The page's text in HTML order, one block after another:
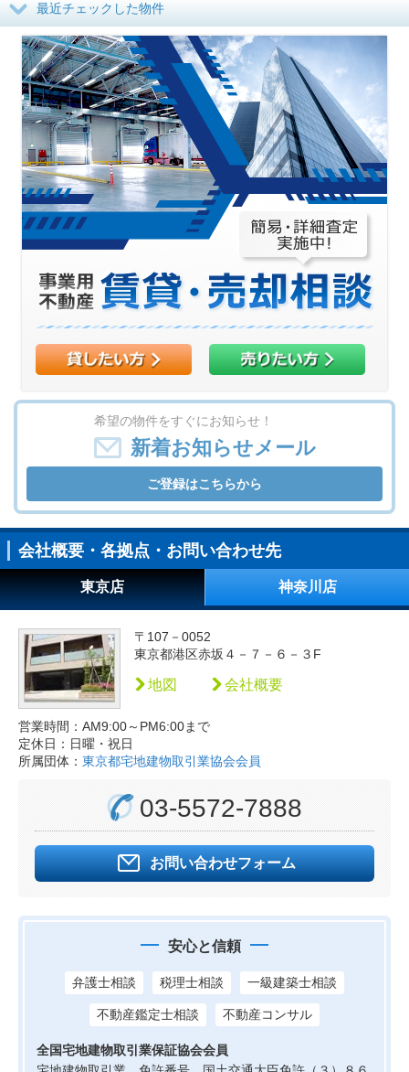
最近チェックした物件
希望の物件をすぐにお知らせ！
新着お知らせメール
ご登録はこちらから
会社概要・各拠点・お問い合わせ先
東京店 神奈川店
〒107－0052
東京都港区赤坂４－７－６－３F
地図 会社概要
営業時間：AM9:00～PM6:00まで
定休日：日曜・祝日
所属団体： 東京都宅地建物取引業協会会員
03-5572-7888
お問い合わせフォーム
安心と信頼
弁護士相談 税理士相談 一級建築士相談
不動産鑑定士相談 不動産コンサル
全国宅地建物取引業保証協会会員